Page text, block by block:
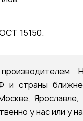
15150.
страны
у нас или у